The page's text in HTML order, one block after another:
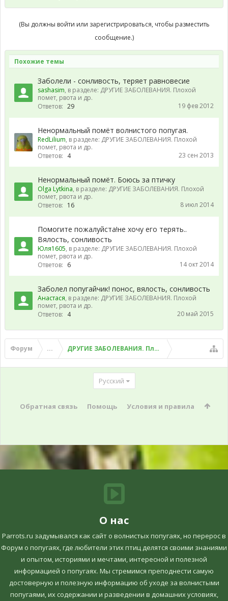
(Вы должны войти или зарегистрироваться, чтобы разместить
сообщение.)
Похожие темы
Заболели - сонливость, теряет равновесие
sashasim, в разделе: ДРУГИЕ ЗАБОЛЕВАНИЯ. Плохой
помет, рвота и др.
Ответов: 29 19 фев 2012
Ненормальный помёт волнистого попугая.
RedLilium, в разделе: ДРУГИЕ ЗАБОЛЕВАНИЯ. Плохой
помет, рвота и др.
Ответов: 4 23 сен 2013
Ненормальный помёт. Боюсь за птичку
Olga Lytkina, в разделе: ДРУГИЕ ЗАБОЛЕВАНИЯ. Плохой
помет, рвота и др.
Ответов: 16 8 июл 2014
Помогите пожалуйста!не хочу его терять..
Вялость, сонливость
Юля1605, в разделе: ДРУГИЕ ЗАБОЛЕВАНИЯ. Плохой
помет, рвота и др.
Ответов: 6 14 окт 2014
Заболел попугайчик! понос, вялость, сонливость
Анастася, в разделе: ДРУГИЕ ЗАБОЛЕВАНИЯ. Плохой
помет, рвота и др.
Ответов: 4 20 май 2015
Форум ... ДРУГИЕ ЗАБОЛЕВАНИЯ. Плохой помет, рвота и
Русский
Обратная связь Помощь Условия и правила
О нас
Parrots.ru задумывался как сайт о волнистых попугаях, но перерос в
Форум о попугаях, где любители этих птиц делятся своими знаниями
и опытом, историями и мечтами, интересной и полезной
информацией о попугаях. Мы стремимся преподнести самую
достоверную и полезную информацию об уходе за волнистыми
попугаями, их содержании и разведении в домашних условиях,